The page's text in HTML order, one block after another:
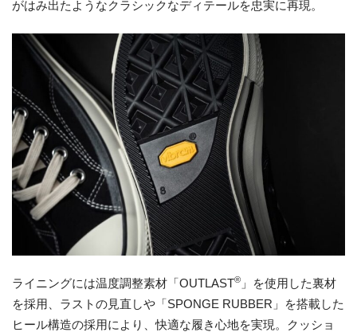
がはみ出たようなクラシックなディテールを忠実に再現。
ライニングには温度調整素材「OUTLAST® 」を使用した裏材
を採用、ラストの見直しや「SPONGE RUBBER」を搭載した
ヒール構造の採用により、快適な履き心地を実現。クッショ